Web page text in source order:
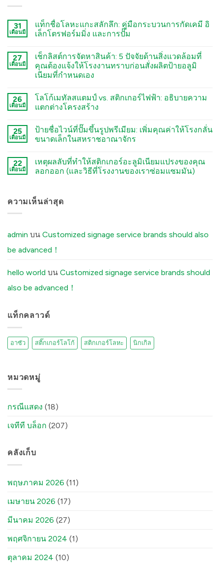
31
เดือนมี
แท็กชื่อโลหะแกะสลักลึก: คู่มือกระบวนการกัดเคมี อิ
เล็กโตรฟอร์มมิ่ง และการปั๊ม
टिप्पणी
नहीं
Engraving
Metal
Guide
to
Chemical
and
Stamping
Processes
27
เดือนมี
เช็กลิสต์การจัดหาสินค้า: 5 ปัจจัยด้านสิ่งแวดล้อมที่
คุณต้องแจ้งให้โรงงานทราบก่อนสั่งผลิตป้ายอลูมิ
เนียมที่กำหนดเอง
नहीं
Sourcing
Environmental
You
Your
Factory
Before
Labels
में
26
เดือนมี
โลโก้เมทัลสแตมป์ vs. สติกเกอร์ไฟฟ้า: อธิบายความ
แตกต่างโครงสร้าง
नहीं
Metal
Electroformed
Sticker:
Structural
25
เดือนมี
ป้ายชื่อไวน์ที่ปั๊มขึ้นรูปพรีเมียม: เพิ่มคุณค่าให้โรงกลั่น
ขนาดเล็กในสหราชอาณาจักร
नहीं
Premium
Embossed
UK
Boutique
22
เดือนมี
เหตุผลลับที่ทำให้สติกเกอร์อะลูมิเนียมแปรงของคุณ
ลอกออก (และวิธีที่โรงงานของเราซ่อมแซมมัน)
The
Secret
Aluminum
Stickers
Off
Our
Factory
It)
ความเห็นล่าสุด
admin บน Customized signage service brands should also
be advanced！
hello world บน Customized signage service brands should
also be advanced！
แท็กคลาวด์
อาซัว สติ๊กเกอร์โลโก้ สติกเกอร์โลหะ นิกเกิล
หมวดหมู่
กรณีแสดง (18)
เจทีที บล็อก (207)
คลังเก็บ
พฤษภาคม 2026 (11)
เมษายน 2026 (17)
มีนาคม 2026 (27)
พฤศจิกายน 2024 (1)
ตุลาคม 2024 (10)